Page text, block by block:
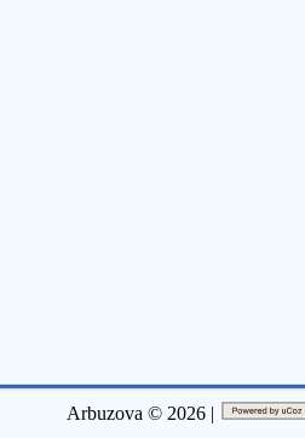
Arbuzova © 2026 |